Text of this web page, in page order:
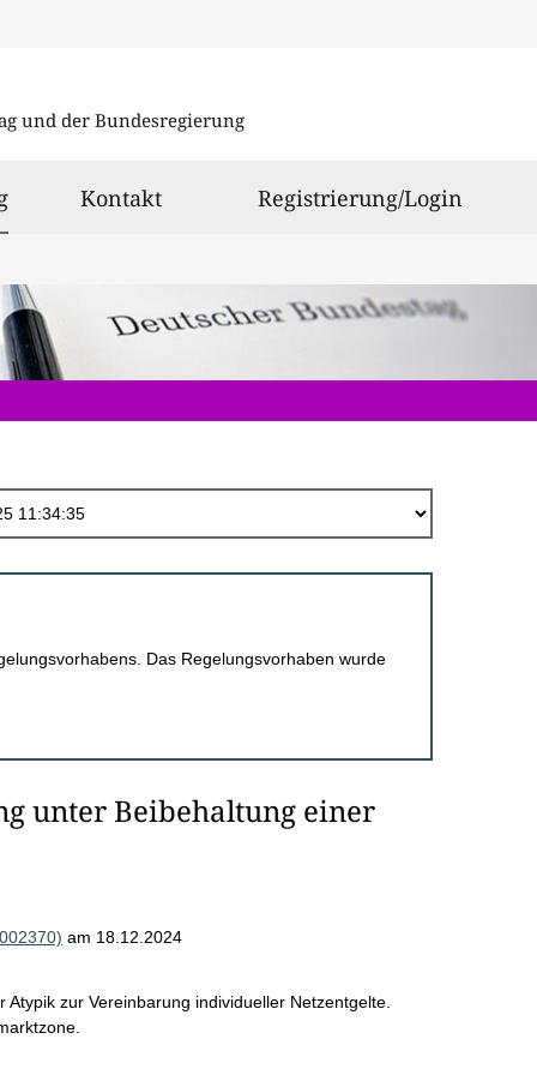
und der Bundesregierung
ausgewählt
Kontakt Registrierung/Login
Das Regelungsvorhaben wurde
unter Beibehaltung einer
am 18.12.2024
zur Vereinbarung individueller Netzentgelte.